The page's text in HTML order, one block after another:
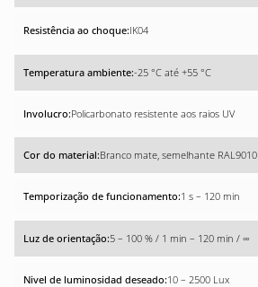
IK04
-25 °C até +55 °C
Policarbonato resistente aos raios UV
Branco mate, semelhante RAL9010
1 s – 120 min
5 – 100 % / 1 min – 120 min / ∞
10 – 2500 Lux